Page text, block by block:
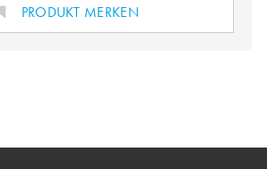
PRODUKT MERKEN